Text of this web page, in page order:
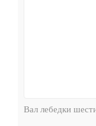
Вал лебедки